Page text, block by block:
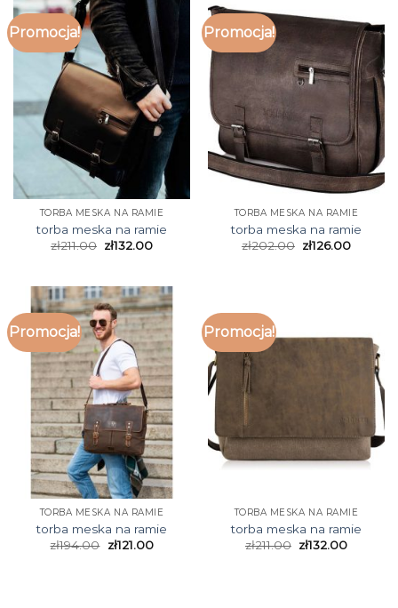
Promocja!
TORBA MESKA NA RAMIE
torba meska na ramie
zł211.00 zł132.00
Promocja!
TORBA MESKA NA RAMIE
torba meska na ramie
zł202.00 zł126.00
Promocja!
TORBA MESKA NA RAMIE
torba meska na ramie
zł194.00 zł121.00
Promocja!
TORBA MESKA NA RAMIE
torba meska na ramie
zł211.00 zł132.00